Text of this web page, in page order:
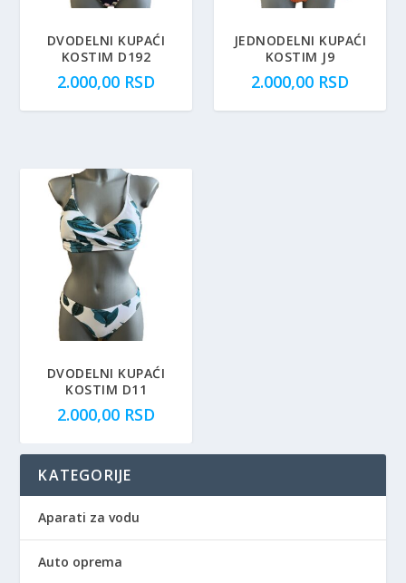
DVODELNI KUPAĆI
KOSTIM D192
2.000,00 RSD
JEDNODELNI KUPAĆI
KOSTIM J9
2.000,00 RSD
DVODELNI KUPAĆI
KOSTIM D11
2.000,00 RSD
KATEGORIJE
Aparati za vodu
Auto oprema